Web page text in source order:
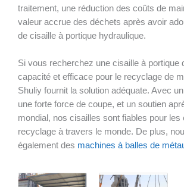
traitement, une réduction des coûts de
valeur accrue des déchets après avoir
de cisaille à portique hydraulique.
Si vous recherchez une cisaille à portique
capacité et efficace pour le recyclage de
Shuliy fournit la solution adéquate. Avec
une forte force de coupe, et un soutien
mondial, nos cisailles sont fiables pour les
recyclage à travers le monde. De plus,
également des machines à balles de